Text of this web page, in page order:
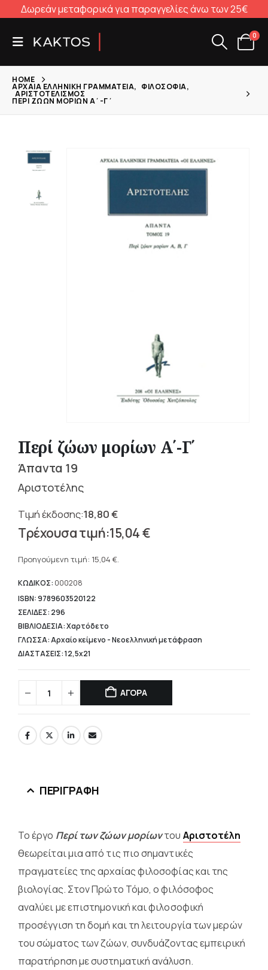
Δωρεάν μεταφορικά για παραγγελίες άνω των 25€
0
HOME
ΑΡΧΑΊΑ ΕΛΛΗΝΙΚΉ ΓΡΑΜΜΑΤΕΊΑ, ΦΙΛΟΣΟΦΊΑ,
ΑΡΙΣΤΟΤΕΛΙΣΜΌΣ
ΠΕΡΊ ΖΏΩΝ ΜΟΡΊΩΝ Α΄-Γ΄
Περί ζώων μορίων Α΄-Γ΄
Άπαντα 19
Αριστοτέλης
18,80€
Original
price
18,80 €.
15,04€
τρέχουσα
είναι:
15,04 €.
Προηγούμενη τιμή: 15,04 €.
ΚΩΔΙΚΟΣ: 000208
ISBN: 9789603520122
ΣΕΛΙΔΕΣ: 296
ΒΙΒΛΙΟΔΕΣΙΑ: Χαρτόδετο
ΓΛΩΣΣΑ: Αρχαίο κείμενο - Νεοελληνική μετάφραση
ΔΙΑΣΤΑΣΕΙΣ: 12,5x21
ΑΓΟΡΑ
ΠΕΡΙΓΡΑΦΉ
Το έργο Περί των ζώων μορίωντου Αριστοτέλη
θεωρείται μια από τις πιο σημαντικές
πραγματείες της αρχαίας φιλοσοφίας και της
βιολογίας. Στον Πρώτο Τόμο, ο φιλόσοφος
αναλύει με επιστημονική και φιλοσοφική
προσέγγιση τη δομή και τη λειτουργία των μερών
του σώματος των ζώων, συνδυάζοντας εμπειρική
παρατήρηση με συστηματική ανάλυση.